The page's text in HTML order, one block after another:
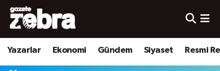
Yazarlar Ekonomi Gündem Siyaset Resmi
Yazarlar
Ekonomi
Nöbetçi Eczaneler
Hava Durumu